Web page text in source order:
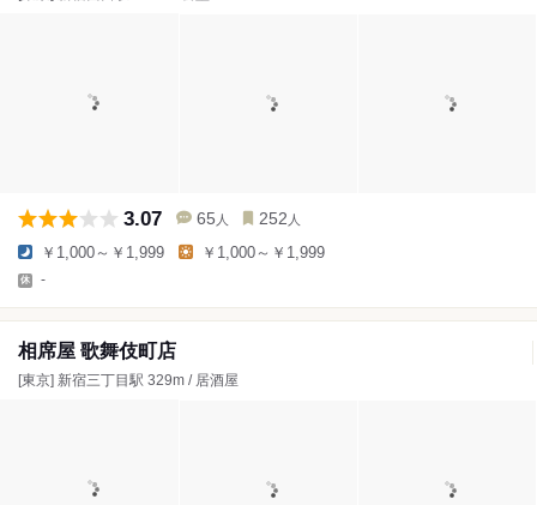
3.07 65 人 252 人
￥1,000～￥1,999 ￥1,000～￥1,999
-
相席屋 歌舞伎町店
[東京] 新宿三丁目駅 329m / 居酒屋